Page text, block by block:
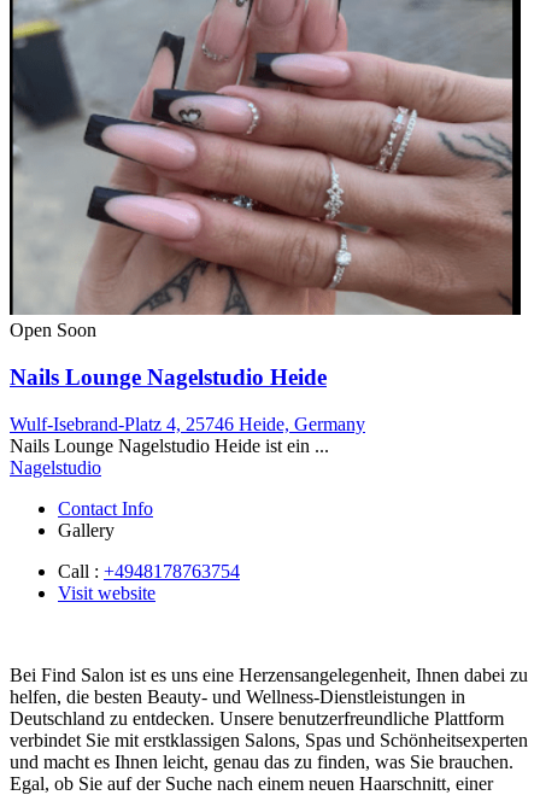
Open Soon
Nails Lounge Nagelstudio Heide
Wulf-Isebrand-Platz 4, 25746 Heide, Germany
Nails Lounge Nagelstudio Heide ist ein ...
Nagelstudio
Contact Info
Gallery
Call : +4948178763754
Visit website
Bei Find Salon ist es uns eine Herzensangelegenheit, Ihnen dabei zu
helfen, die besten Beauty- und Wellness-Dienstleistungen in
Deutschland zu entdecken. Unsere benutzerfreundliche Plattform
verbindet Sie mit erstklassigen Salons, Spas und Schönheitsexperten
und macht es Ihnen leicht, genau das zu finden, was Sie brauchen.
Egal, ob Sie auf der Suche nach einem neuen Haarschnitt, einer